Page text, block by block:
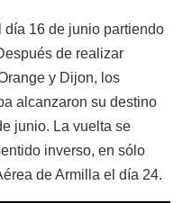
día 16 de junio partiendo
de realizar
y Dijon, los
alcanzaron su destino
junio. La vuelta se
inverso, en sólo
de Armilla el día 24.